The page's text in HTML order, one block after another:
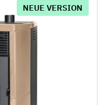
NEUE VERSION